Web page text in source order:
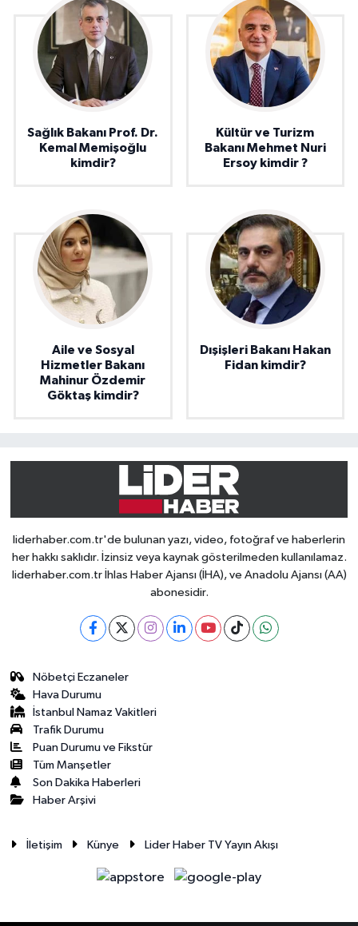
Sağlık Bakanı Prof. Dr.
Kemal Memişoğlu
kimdir?
Kültür ve Turizm
Bakanı Mehmet Nuri
Ersoy kimdir ?
Aile ve Sosyal
Hizmetler Bakanı
Mahinur Özdemir
Göktaş kimdir?
Dışişleri Bakanı Hakan
Fidan kimdir?
liderhaber.com.tr'de bulunan yazı, video, fotoğraf ve haberlerin
her hakkı saklıdır. İzinsiz veya kaynak gösterilmeden kullanılamaz.
liderhaber.com.tr İhlas Haber Ajansı (İHA), ve Anadolu Ajansı (AA)
abonesidir.
Nöbetçi Eczaneler
Hava Durumu
İstanbul Namaz Vakitleri
Trafik Durumu
Puan Durumu ve Fikstür
Tüm Manşetler
Son Dakika Haberleri
Haber Arşivi
İletişim Künye Lider Haber TV Yayın Akışı